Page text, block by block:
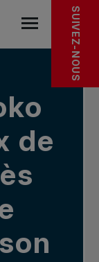
SUIVEZ-NOUS
de